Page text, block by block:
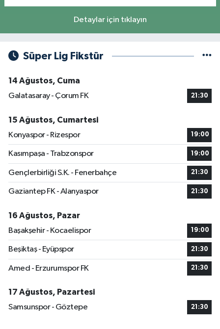
Detaylar için tıklayın
Süper Lig Fikstür
14 Ağustos, Cuma
Galatasaray - Çorum FK
21:30
15 Ağustos, Cumartesi
Konyaspor - Rizespor
19:00
Kasımpaşa - Trabzonspor 19:00
Gençlerbirliği S.K. - Fenerbahçe 21:30
Gaziantep FK - Alanyaspor 21:30
16 Ağustos, Pazar
Başakşehir - Kocaelispor
19:00
Beşiktaş - Eyüpspor 21:30
Amed - Erzurumspor FK 21:30
17 Ağustos, Pazartesi
Samsunspor - Göztepe
21:30